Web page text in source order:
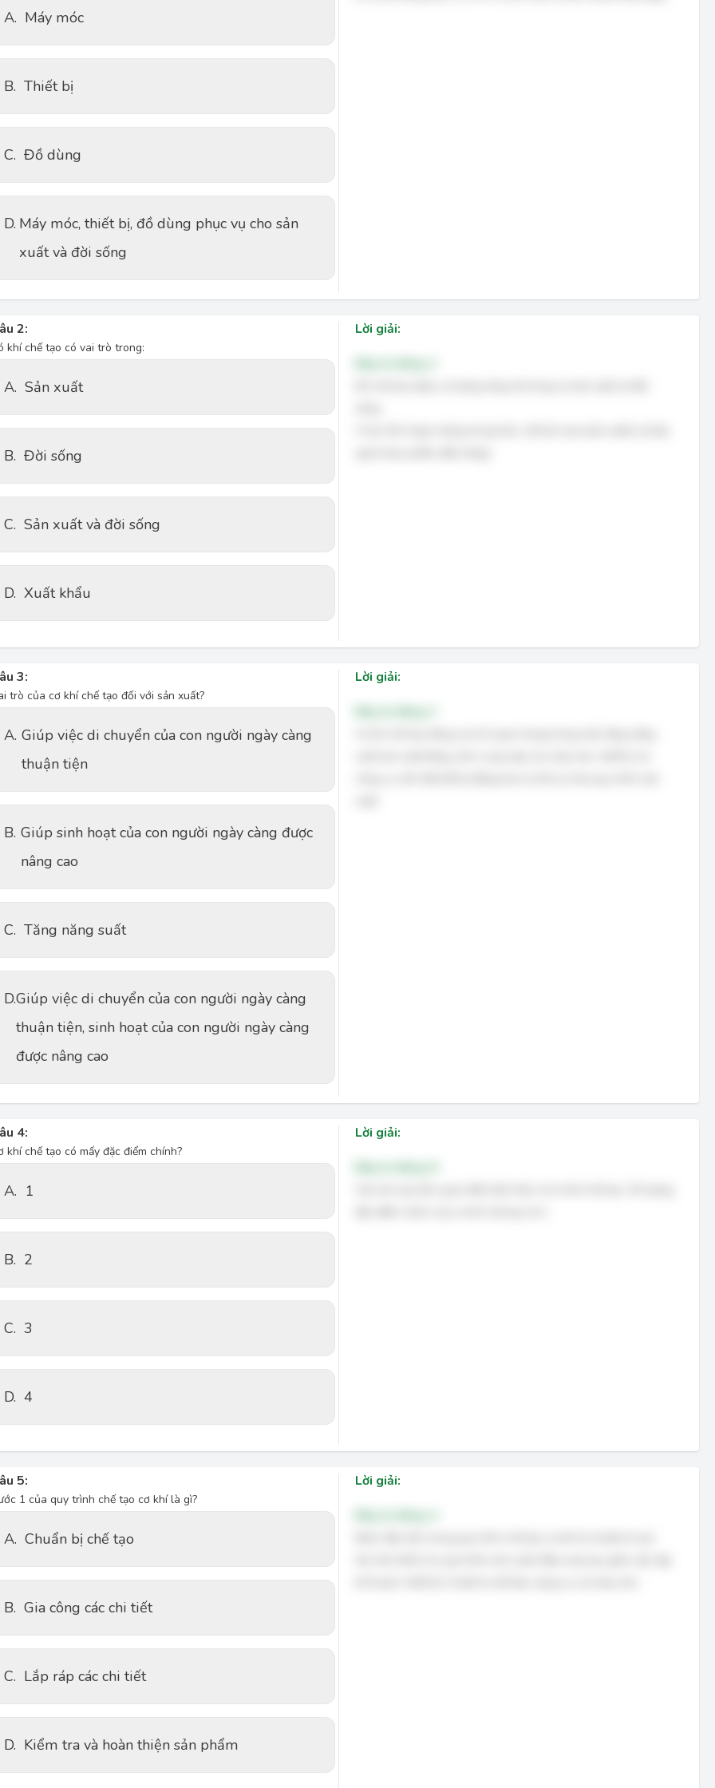
A. Máy móc
B. Thiết bị
C. Đồ dùng
D. Máy móc, thiết bị, đồ dùng phục vụ cho sản
xuất và đời sống
2:
khí chế tạo có vai trò trong:
A. Sản xuất
B. Đời sống
C. Sản xuất và đời sống
D. Xuất khẩu
Lời giải:
3:
trò của cơ khí chế tạo đối với sản xuất?
A. Giúp việc di chuyển của con người ngày càng
thuận tiện
B. Giúp sinh hoạt của con người ngày càng được
nâng cao
C. Tăng năng suất
D.Giúp việc di chuyển của con người ngày càng
thuận tiện, sinh hoạt của con người ngày càng
được nâng cao
Lời giải:
4:
khí chế tạo có mấy đặc điểm chính?
A. 1
B. 2
C. 3
D. 4
Lời giải:
5:
1 của quy trình chế tạo cơ khí là gì?
A. Chuẩn bị chế tạo
B. Gia công các chi tiết
C. Lắp ráp các chi tiết
D. Kiểm tra và hoàn thiện sản phẩm
Lời giải: